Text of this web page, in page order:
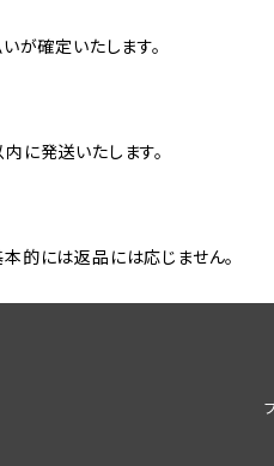
が確定いたします。
に発送いたします。
的には返品には応じません。